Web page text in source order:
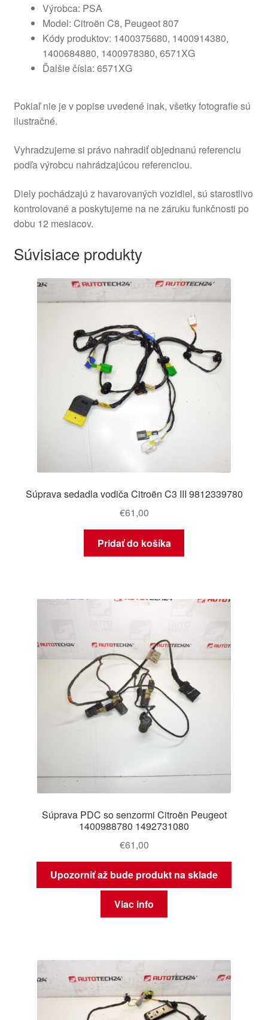
Výrobca: PSA
Model: Citroën C8, Peugeot 807
Kódy produktov: 1400375680, 1400914380,
1400684880, 1400978380, 6571XG
Ďalšie čísla: 6571XG
Pokiaľ nie je v popise uvedené inak, všetky fotografie sú
ilustračné.
Vyhradzujeme si právo nahradiť objednanú referenciu
podľa výrobcu nahrádzajúcou referenciou.
Diely pochádzajú z havarovaných vozidiel, sú starostlivo
kontrolované a poskytujeme na ne záruku funkčnosti po
dobu 12 mesiacov.
Súvisiace produkty
Súprava sedadla vodiča Citroën C3 III 9812339780
€61,00
Pridať do košíka
Súprava PDC so senzormi Citroën Peugeot
1400988780 1492731080
€61,00
Upozorniť až bude produkt na sklade
Viac info